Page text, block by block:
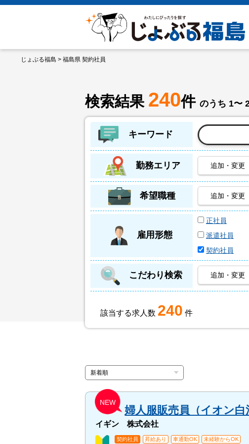
じょぶる福島 > 福島県 契約社員
検索結果 240件 のうち 1〜
キーワード
勤務エリア 追加・変更
希望職種 追加・変更
雇用形態
正社員
派遣社員
契約社員
こだわり検索 追加・変更
該当する求人数 240 件
NEW
婦人服販売員（イオン白
イギン 株式会社
契約社員 昇給あり 車通勤OK 未経験からOK